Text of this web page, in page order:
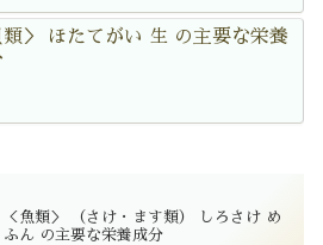
類＞ ほたてがい 生 の主要な栄養
＜魚類＞ （さけ・ます類） しろさけ め
ふん の主要な栄養成分